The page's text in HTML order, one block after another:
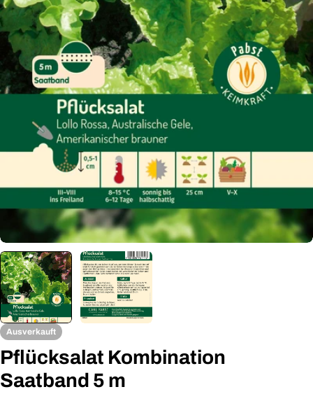
Sie das Medium 0 im Modalformat
Ausverkauft
Pflücksalat Kombination
Saatband 5 m